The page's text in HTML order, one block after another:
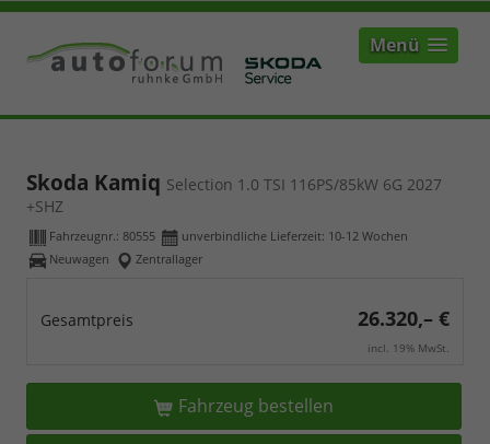
Menü
Skoda Kamiq Selection 1.0 TSI 116PS/85kW 6G 2027
+SHZ
Fahrzeugnr.: 80555
unverbindliche Lieferzeit: 10-12 Wochen
Neuwagen
Zentrallager
Gesamtpreis 26.320,– €
incl. 19% MwSt.
Fahrzeug bestellen